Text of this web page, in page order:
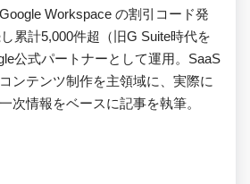
Workspace の割引コード発
累計5,000件超（旧G Suite時代を
公式パートナーとして運用。SaaS
ンテンツ制作を主領域に、実際に
次情報をベースに記事を執筆。